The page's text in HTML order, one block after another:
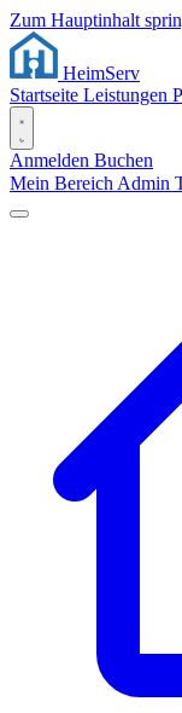
Zum Hauptinhalt
HeimServ
Startseite Leistungen
Anmelden Buchen
Mein Bereich Admin